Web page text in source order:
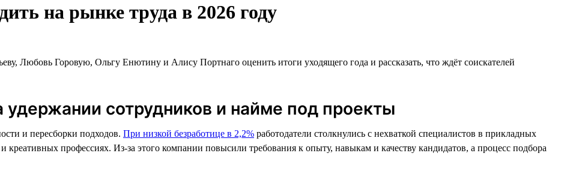
на рынке труда в 2026 году
Любовь Горовую, Ольгу Енютину и Алису Портнаго оценить итоги уходящего года и рассказать, что ждёт соискателей
сотрудников и найме под проекты
и пересборки подходов. При низкой безработице в 2,2% работодатели столкнулись с нехваткой специалистов в прикладных
профессиях. Из-за этого компании повысили требования к опыту, навыкам и качеству кандидатов, а процесс подбора